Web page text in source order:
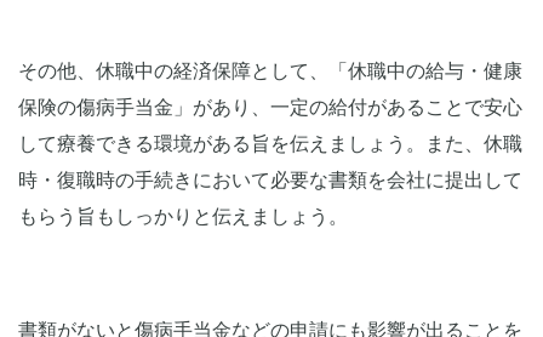
その他、休職中の経済保障として、「休職中の給与・健康
保険の傷病手当金」があり、一定の給付があることで安心
して療養できる環境がある旨を伝えましょう。また、休職
時・復職時の手続きにおいて必要な書類を会社に提出して
もらう旨もしっかりと伝えましょう。
書類がないと傷病手当金などの申請にも影響が出ることを